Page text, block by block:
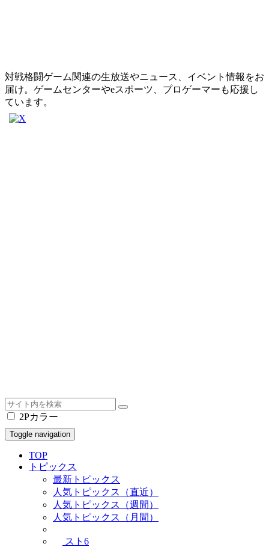
対戦格闘ゲーム関連の生放送やニュース、イベント情報をお
届け。ゲームセンターやeスポーツ、プロゲーマーも応援し
ています。
2Pカラー
Toggle navigation
TOP
トピックス
最新トピックス
人気トピックス（直近）
人気トピックス（週間）
人気トピックス（月間）
スト6